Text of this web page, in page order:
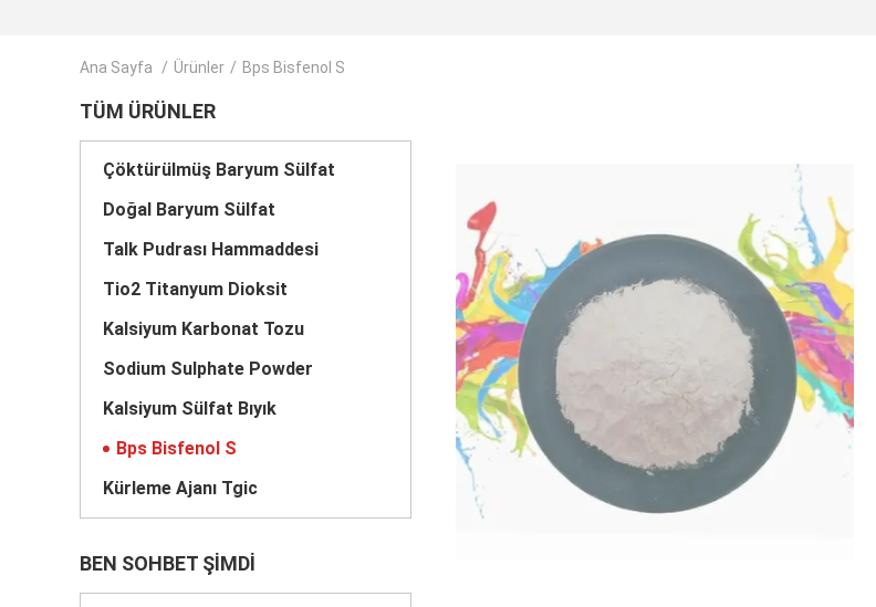
Ana Sayfa / Ürünler / Bps Bisfenol S
TÜM ÜRÜNLER
Çöktürülmüş Baryum Sülfat
Doğal Baryum Sülfat
Talk Pudrası Hammaddesi
Tio2 Titanyum Dioksit
Kalsiyum Karbonat Tozu
Sodium Sulphate Powder
Kalsiyum Sülfat Bıyık
Bps Bisfenol S
Kürleme Ajanı Tgic
BEN SOHBET ŞIMDI